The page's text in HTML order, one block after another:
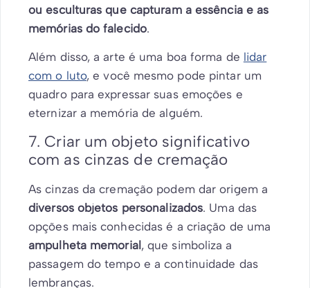
ou esculturas que capturam a essência e as
memórias do falecido.
Além disso, a arte é uma boa forma de lidar
com o luto, e você mesmo pode pintar um
quadro para expressar suas emoções e
eternizar a memória de alguém.
7. Criar um objeto significativo
com as cinzas de cremação
As cinzas da cremação podem dar origem a
diversos objetos personalizados. Uma das
opções mais conhecidas é a criação de uma
ampulheta memorial, que simboliza a
passagem do tempo e a continuidade das
lembranças.